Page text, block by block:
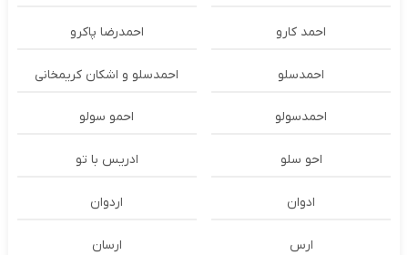
احمد کارو احمدرضا پاکرو
احمدسلو احمدسلو و اشکان کریمخانی
احمدسولو احمو سولو
احو سلو ادریس با تو
ادوان اردوان
ارس ارسان